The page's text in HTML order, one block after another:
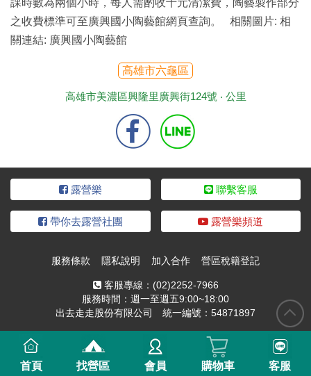
課時數為兩個小時，每人需酌收十元清潔費，陶藝製作部分
之收費標準可至廣興國小陶藝館網頁查詢。 相關圖片: 相
關連結: 廣興國小陶藝館
高雄市六龜區
高雄市美濃區興隆里廣興街124號 ‧ 公里
露營樂 聯繫客服
帶你去露營社團 露營樂頻道
服務條款 隱私說明 加入合作 營區稅籍登記
客服專線： (02)2252-7966
服務時間：週一至週五9:00~18:00
出去走走股份有限公司 統一編號：54871897
首頁 找營區 會員 購物車 客服